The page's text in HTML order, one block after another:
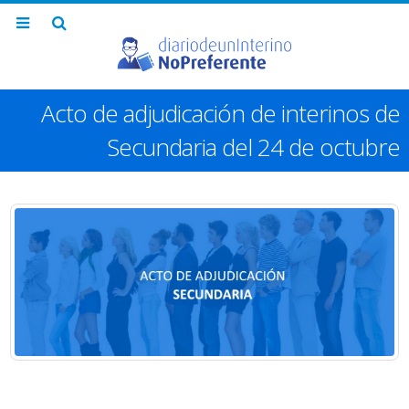
Acto de adjudicación de interinos de
Secundaria del 24 de octubre